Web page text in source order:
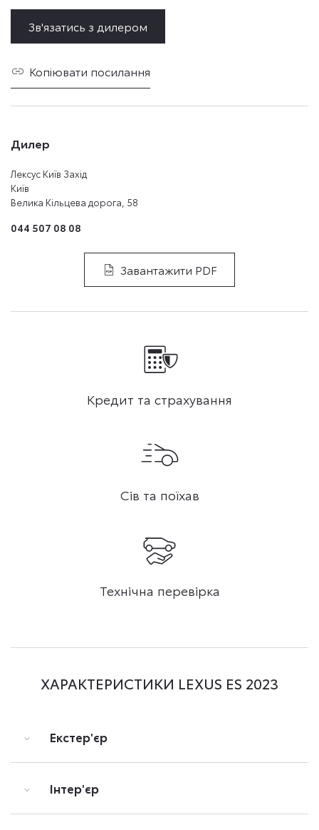
Зв'язатись з дилером
Копіювати посилання
Дилер
Лексус Київ Захід
Київ
Велика Кільцева дорога, 58
044 507 08 08
Завантажити PDF
Кредит та страхування
Сів та поїхав
Технічна перевірка
ХАРАКТЕРИСТИКИ LEXUS ES 2023
Екстер'єр
Інтер'єр